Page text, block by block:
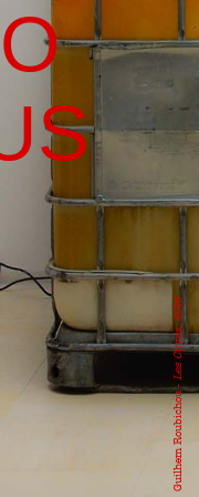
Guilhem Roubichou -
Les Cuves
, 2016